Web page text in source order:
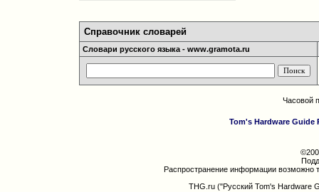
Справочник словарей
Словари русского языка - www.gramota.ru
Часовой
Tom's Hardware Guide
Распространение информации возможно
THG.ru ("Русский Tom's Hardware